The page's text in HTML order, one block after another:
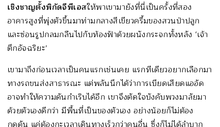
เชิงชาญตั้งพิกัดจีพีเอสให้พาเขามายังที่นี่เป็นครั้งที่สอง
อาคารสูงที่พุ่งตัวขึ้นมาท่ามกลางสีเขียวครึ้มของสวนป่าปลูก
และซ่อนรูปกลมกลืนไปกับท้องฟ้าด้วยผนังกระจกทั้งหลัง ‘เจ้า
ตึกอัจฉริยะ’
เขามาถึงก่อนเวลาเป็นคนแรกเช่นเคย แรกทีเดียวอยากเลือกมา
ทางรถขนส่งสาธารณะ แต่พลันนึกได้ว่าการเบียดเสียดแออัด
อาจทำให้ความดันกำเริบได้อีก เขาจึงตัดใจบังคับพวงมาลัยมา
ด้วยตัวเองดีกว่า มีพื้นที่เป็นของตัวเอง อย่างน้อยก็ไม่ต้อง